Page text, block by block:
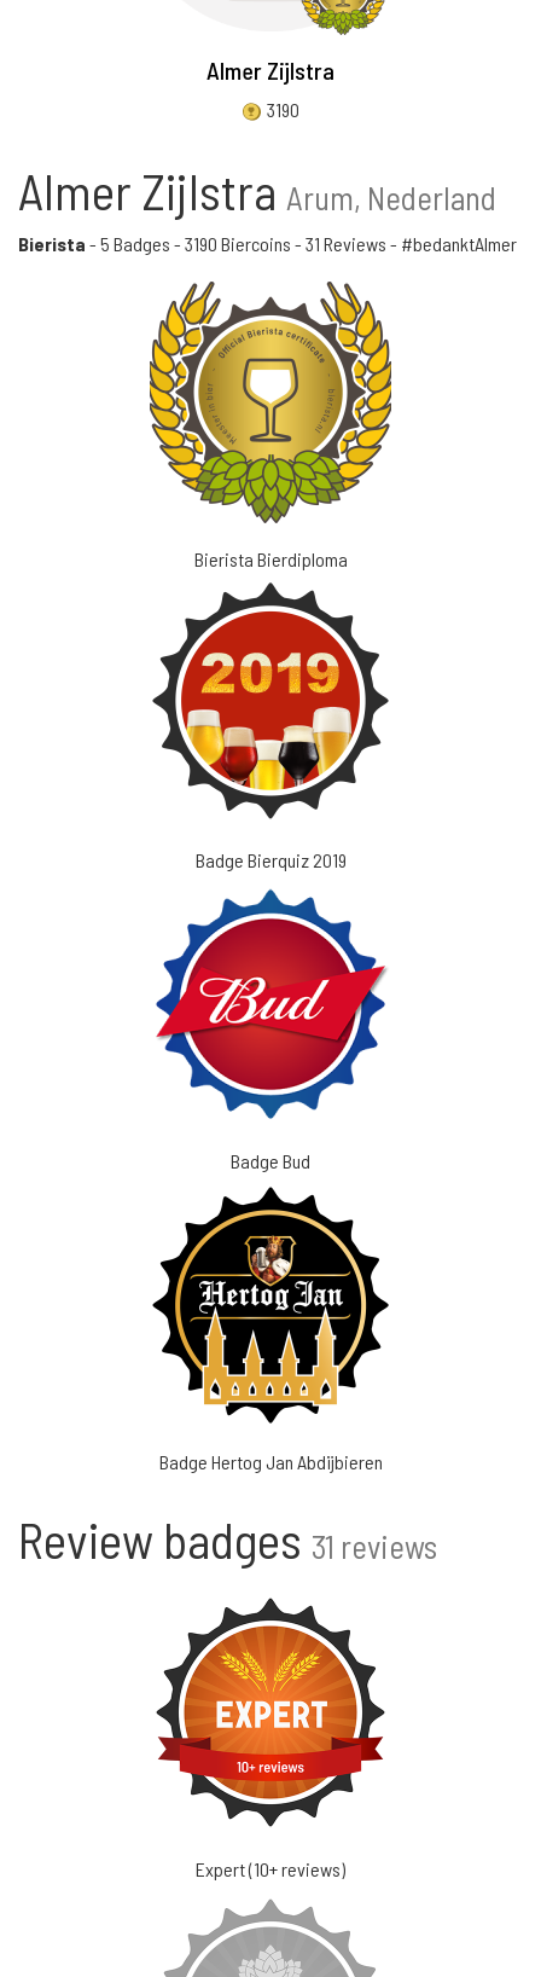
Almer Zijlstra
3190
Almer Zijlstra Arum, Nederland
Bierista - 5 Badges - 3190 Biercoins - 31 Reviews - #bedanktAlmer
Bierista Bierdiploma
Badge Bierquiz 2019
Badge Bud
Badge Hertog Jan Abdijbieren
Review badges 31 reviews
Expert (10+ reviews)